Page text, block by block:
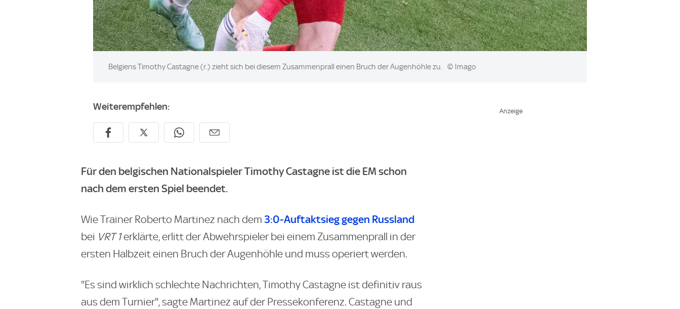
Image:
Belgiens Timothy Castagne (r.) zieht sich bei diesem Zusammenprall einen Bruch der Augenhöhle zu. © Imago
Weiterempfehlen:
Für den belgischen Nationalspieler Timothy Castagne ist die EM schon
nach dem ersten Spiel beendet.
Wie Trainer Roberto Martinez nach dem 3:0-Auftaktsieg gegen Russland
bei VRT 1erklärte, erlitt der Abwehrspieler bei einem Zusammenprall in der
ersten Halbzeit einen Bruch der Augenhöhle und muss operiert werden.
"Es sind wirklich schlechte Nachrichten, Timothy Castagne ist definitiv raus
aus dem Turnier", sagte Martinez auf der Pressekonferenz. Castagne und